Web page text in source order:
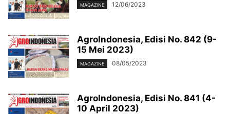
MAGAZINE 12/06/2023
AgroIndonesia, Edisi No. 842 (9-
15 Mei 2023)
MAGAZINE 08/05/2023
AgroIndonesia, Edisi No. 841 (4-
10 April 2023)